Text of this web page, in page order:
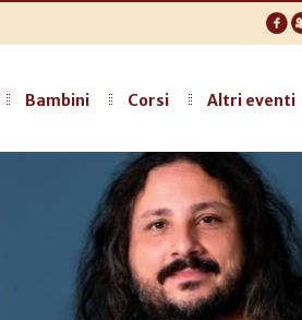
Bambini Corsi Altri eventi